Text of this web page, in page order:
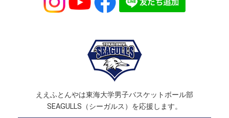
ええふとんやは東海大学男子バスケットボール部
SEAGULLS（シーガルス）を応援します。